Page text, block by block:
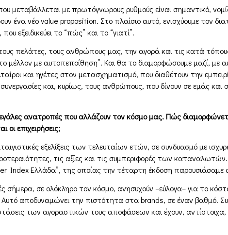
µεταβάλλεται µε πρωτόγνωρους ρυθµούς είναι σηµαντικό,
ένα νέο value proposition. Στο πλαίσιο αυτό, ενισχύουµε τον
εξειδικεύει το “πώς” και το “γιατί”.
πελάτες, τους ανθρώπους µας, την αγορά και τις κατά
µέλλον µε αυτοπεποίθηση”. Και θα το διαµορφώσουµε µαζί,
και ηγέτες στον µετασχηµατισµό, που διαθέτουν την
και, κυρίως, τους ανθρώπους, που δίνουν σε εµάς
ανατροπές που αλλάζουν τον κόσµο µας. Πώς
οι επιχειρήσεις;
εξελίξεις των τελευταίων ετών, σε συνδυασµό µε
τις αξίες και τις συµπεριφορές των
Index Ελλάδα”, της οποίας την τέταρτη έκδοση παρουσιάσαµε
σε ολόκληρο τον κόσµο, ανησυχούν –εύλογα– για το
αποδυναµώνει την πιστότητα στα brands, σε έναν βαθµό.
των αγοραστικών τους αποφάσεων και έχουν,